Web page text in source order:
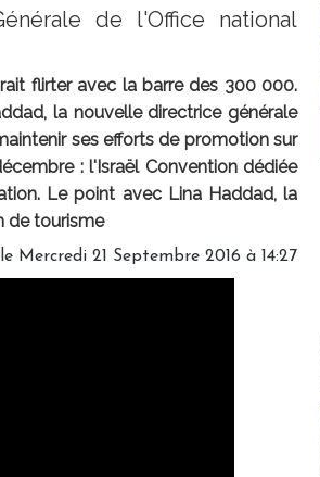
de l'Office national
flirter avec la barre des 300 000.
la nouvelle directrice générale
ses efforts de promotion sur
: l'Israël Convention dédiée
Le point avec Lina Haddad, la
de tourisme
le Mercredi 21 Septembre 2016 à 14:27